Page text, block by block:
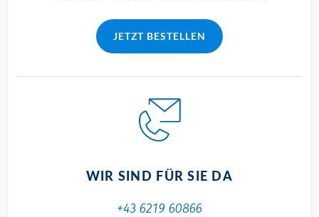
JETZT BESTELLEN
WIR SIND FÜR SIE DA
+43 6219 60866